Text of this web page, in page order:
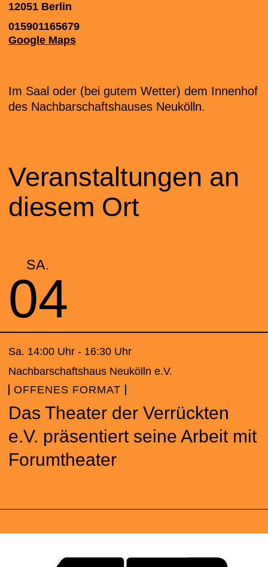
12051 Berlin
015901165679
Google Maps
Im Saal oder (bei gutem Wetter) dem Innenhof
des Nachbarschaftshauses Neukölln.
Veranstaltungen an
diesem Ort
SA.
04
Sa. 14:00 Uhr - 16:30 Uhr
Nachbarschaftshaus Neukölln e.V.
OFFENES FORMAT
Das Theater der Verrückten
e.V. präsentiert seine Arbeit mit
Forumtheater